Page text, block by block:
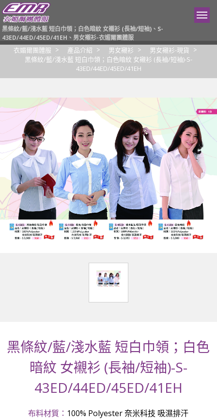
黑條紋/藍/淺水藍 短白巾領；白色暗紋 女襯衫 (長袖/短袖)、S-
43ED/44ED/45ED/41EH、男女襯衫-衣媚爾團體服
衣媚爾團體服 產品介紹 男女襯衫
男女襯衫-現貨
黑條紋/藍/淺水藍 短白巾領；白色暗紋 女襯衫 (長袖/短袖)-S-
43ED/44ED/45ED/41EH
黑條紋/藍/淺水藍 短白巾領；白色
暗紋 女襯衫 (長袖/短袖)-S-
43ED/44ED/45ED/41EH
布料材質： 100% Polyester 奈米科技 吸濕排汗